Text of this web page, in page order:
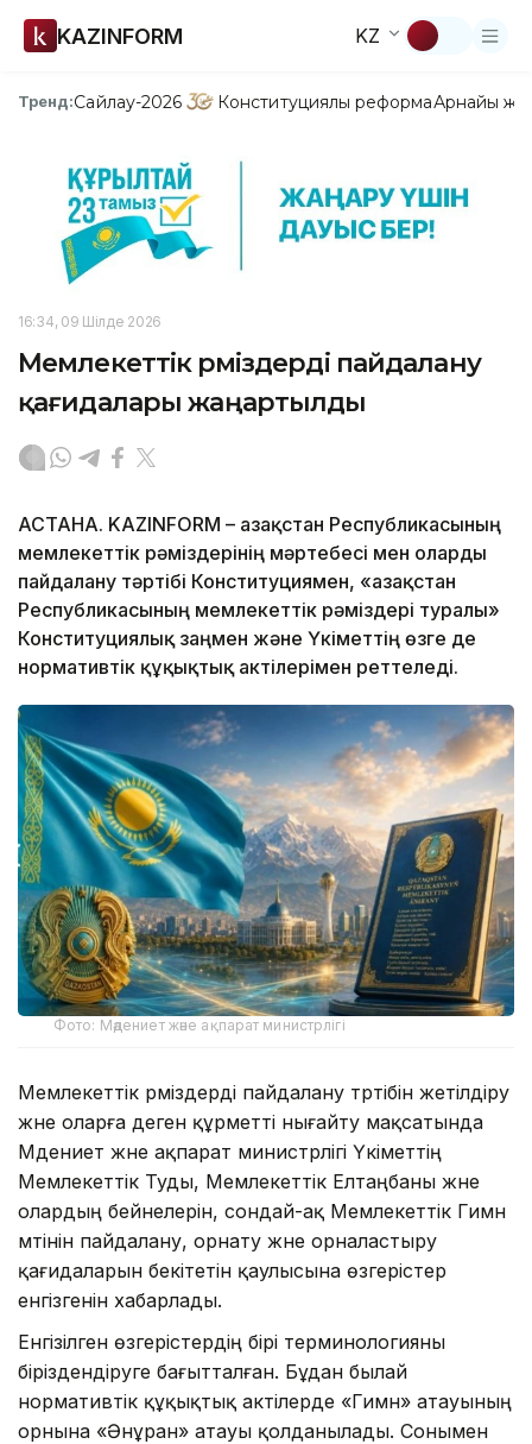
KAZINFORM KZ
Тренд:Сайлау-2026 Конституциялық реформаАрнайы
16:34, 09 Шілде 2026
Мемлекеттік рәміздерді пайдалану
қағидалары жаңартылды
АСТАНА. KAZINFORM – Қазақстан Республикасының
мемлекеттік рәміздерінің мәртебесі мен оларды
пайдалану тәртібі Конституциямен, «Қазақстан
Республикасының мемлекеттік рәміздері туралы»
Конституциялық заңмен және Үкіметтің өзге де
нормативтік құқықтық актілерімен реттеледі.
Фото: Мәдениет және ақпарат министрлігі
Мемлекеттік рәміздерді пайдалану тәртібін жетілдіру
және оларға деген құрметті нығайту мақсатында
Мәдениет және ақпарат министрлігі Үкіметтің
Мемлекеттік Туды, Мемлекеттік Елтаңбаны және
олардың бейнелерін, сондай-ақ Мемлекеттік Гимн
мәтінін пайдалану, орнату және орналастыру
қағидаларын бекітетін қаулысына өзгерістер
енгізгенін хабарлады.
Енгізілген өзгерістердің бірі терминологияны
біріздендіруге бағытталған. Бұдан былай
нормативтік құқықтық актілерде «Гимн» атауының
орнына «Әнұран» атауы қолданылады. Сонымен